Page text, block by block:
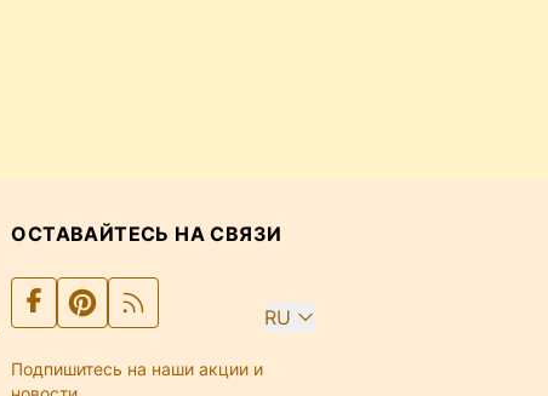
ОСТАВАЙТЕСЬ НА СВЯЗИ
RU
Подпишитесь на наши акции и